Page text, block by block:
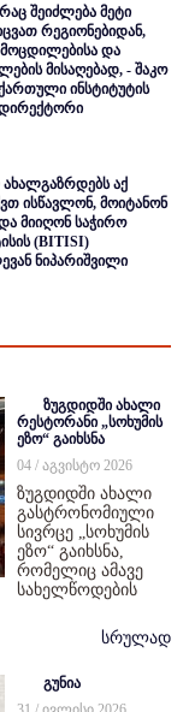
რაც შეიძლება მეტი
რეგიონებიდან,
და
მისაღებად, - შაკო
ინსტიტუტის
აქ
ისწავლონ, მოიტანონ
მიიღონ საჭირო
(BITISI)
ნიპარიშვილი
ზუგდიდში ახალი
რესტორანი „სოხუმის
ეზო“ გაიხსნა
04 / აგვისტო 2026
ზუგდიდში ახალი
გასტრონომიული
სივრცე „სოხუმის
ეზო“ გაიხსნა,
რომელიც ამავე
სახელწოდების
სრულად
გუნია